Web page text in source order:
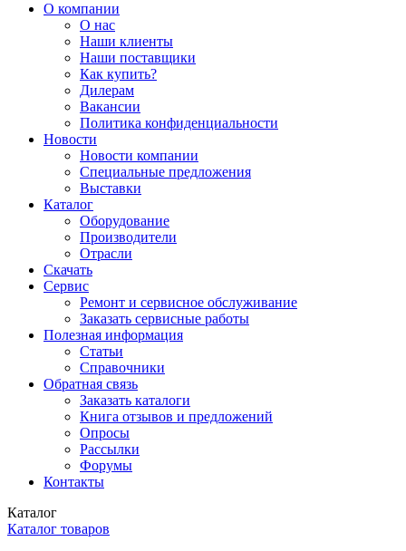
О компании
О нас
Наши клиенты
Наши поставщики
Как купить?
Дилерам
Вакансии
Политика конфиденциальности
Новости
Новости компании
Специальные предложения
Выставки
Каталог
Оборудование
Производители
Отрасли
Скачать
Сервис
Ремонт и сервисное обслуживание
Заказать сервисные работы
Полезная информация
Статьи
Справочники
Обратная связь
Заказать каталоги
Книга отзывов и предложений
Опросы
Рассылки
Форумы
Контакты
Каталог
Каталог товаров